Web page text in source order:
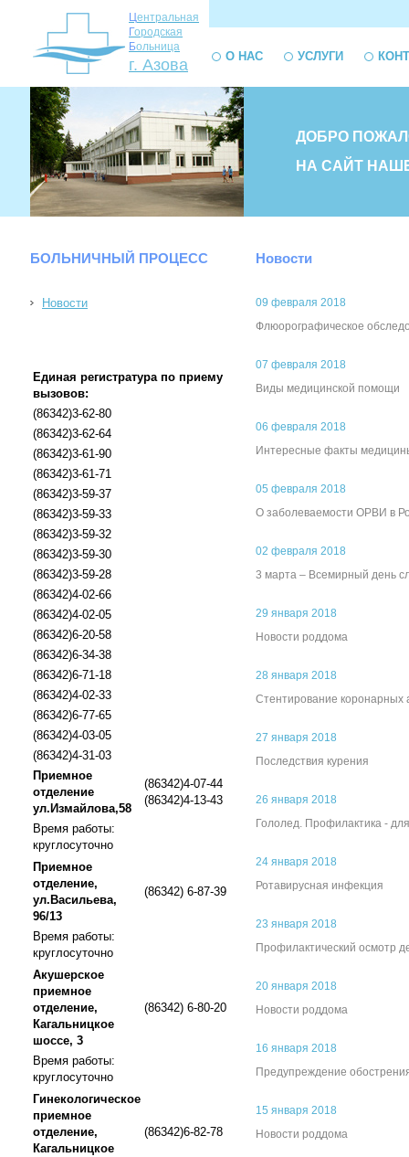
Центральная
Городская
Больница
г. Азова О НАС УСЛУГИ
ДОБРО
НА САЙТ
БОЛЬНИЧНЫЙ ПРОЦЕСС
Новости
Единая регистратура по приему
вызовов:
(86342)3-62-80
(86342)3-62-64
(86342)3-61-90
(86342)3-61-71
(86342)3-59-37
(86342)3-59-33
(86342)3-59-32
(86342)3-59-30
(86342)3-59-28
(86342)4-02-66
(86342)4-02-05
(86342)6-20-58
(86342)6-34-38
(86342)6-71-18
(86342)4-02-33
(86342)6-77-65
(86342)4-03-05
(86342)4-31-03
Приемное
отделение
ул.Измайлова,58
(86342)4-07-44
(86342)4-13-43
Время работы:
круглосуточно
Приемное
отделение,
ул.Васильева,
96/13
(86342) 6-87-39
Время работы:
круглосуточно
Акушерское
приемное
отделение,
Кагальницкое
шоссе, 3
(86342) 6-80-20
Время работы:
круглосуточно
Гинекологическое
приемное
отделение,
Кагальницкое
(86342)6-82-78
Новости
09 февраля 2018
Флюорографическое
07 февраля 2018
Виды медицинской помощи
06 февраля 2018
Интересные факты
05 февраля 2018
О заболеваемости ОРВИ в
02 февраля 2018
3 марта – Всемирный день
29 января 2018
Новости роддома
28 января 2018
Стентирование коронарных
27 января 2018
Последствия курения
26 января 2018
Гололед. Профилактика -
24 января 2018
Ротавирусная инфекция
23 января 2018
Профилактический осмотр
20 января 2018
Новости роддома
16 января 2018
Предупреждение
15 января 2018
Новости роддома